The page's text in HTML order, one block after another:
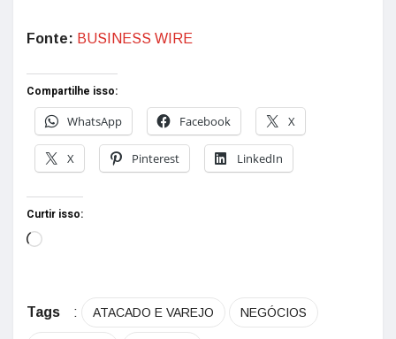
Fonte: BUSINESS WIRE
Compartilhe isso:
WhatsApp
Facebook X
X Pinterest LinkedIn
Curtir isso:
Tags : ATACADO E VAREJO NEGÓCIOS